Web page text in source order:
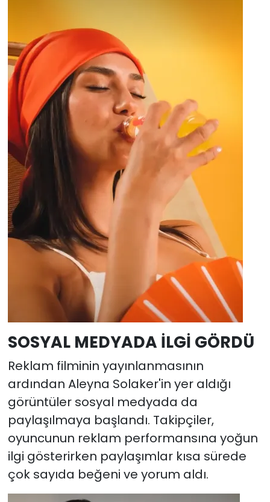
SOSYAL MEDYADA İLGİ GÖRDÜ
Reklam filminin yayınlanmasının
ardından Aleyna Solaker'in yer aldığı
görüntüler sosyal medyada da
paylaşılmaya başlandı. Takipçiler,
oyuncunun reklam performansına yoğun
ilgi gösterirken paylaşımlar kısa sürede
çok sayıda beğeni ve yorum aldı.